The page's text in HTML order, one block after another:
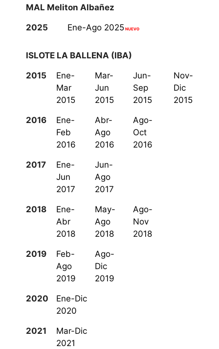
MAL Meliton Albañez
2025 Ene-Ago 2025 NUEVO
ISLOTE LA BALLENA (IBA)
2015
Ene-
Mar
2015
Mar-
Jun
2015
Jun-
Sep
2015
Nov-
Dic
2015
2016
Ene-
Feb
2016
Abr-
Ago
2016
Ago-
Oct
2016
2017
Ene-
Jun
2017
Jun-
Ago
2017
2018
Ene-
Abr
2018
May-
Ago
2018
Ago-
Nov
2018
2019
Feb-
Ago
2019
Ago-
Dic
2019
2020
Ene-Dic
2020
2021
Mar-Dic
2021